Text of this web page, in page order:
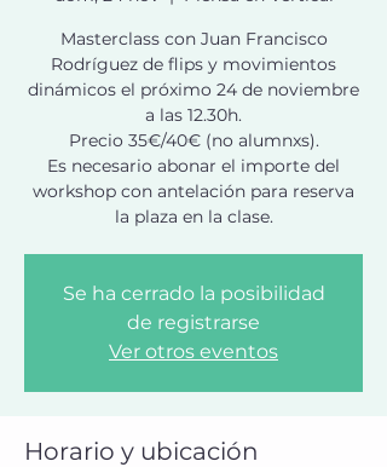
Masterclass con Juan Francisco
Rodríguez de flips y movimientos
dinámicos el próximo 24 de noviembre
a las 12.30h.
Precio 35€/40€ (no alumnxs).
Es necesario abonar el importe del
workshop con antelación para reserva
la plaza en la clase.
Se ha cerrado la posibilidad
de registrarse
Ver otros eventos
Horario y ubicación